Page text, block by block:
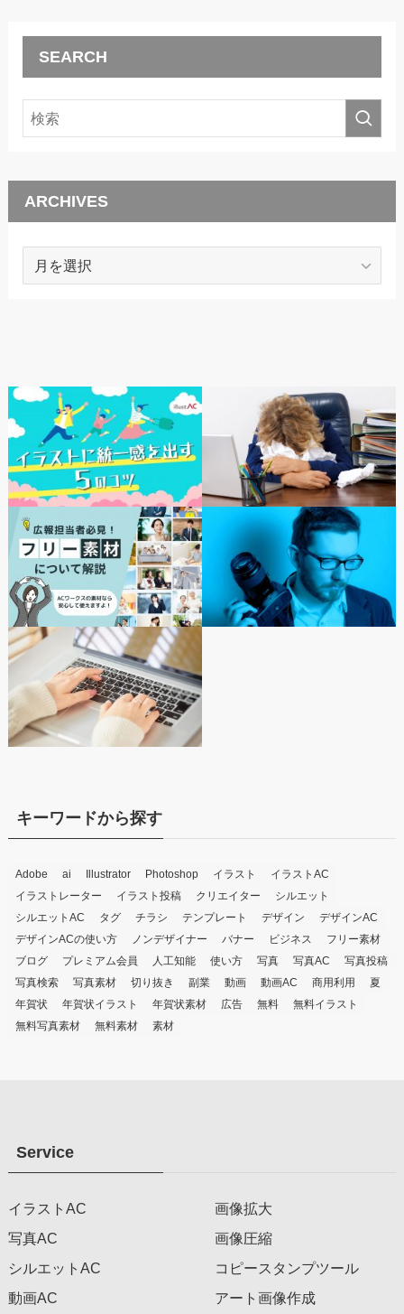
SEARCH
ARCHIVES
ARCHIVES
キーワードから探す
Adobe ai Illustrator Photoshop イラスト
イラストAC
イラストレーター
イラスト投稿 クリエイター
シルエット
シルエットAC
タグ チラシ テンプレート デザイン
デザインAC
デザインACの使い方
ノンデザイナー バナー ビジネス
フリー素材
ブログ
プレミアム会員 人工知能 使い方 写真 写真AC
写真投稿
写真検索
写真素材 切り抜き 副業 動画 動画AC 商用利用
夏
年賀状
年賀状イラスト 年賀状素材 広告 無料
無料イラスト
無料写真素材
無料素材 素材
Service
イラストAC
写真AC
シルエットAC
動画AC
画像拡大
画像圧縮
コピースタンプツール
アート画像作成